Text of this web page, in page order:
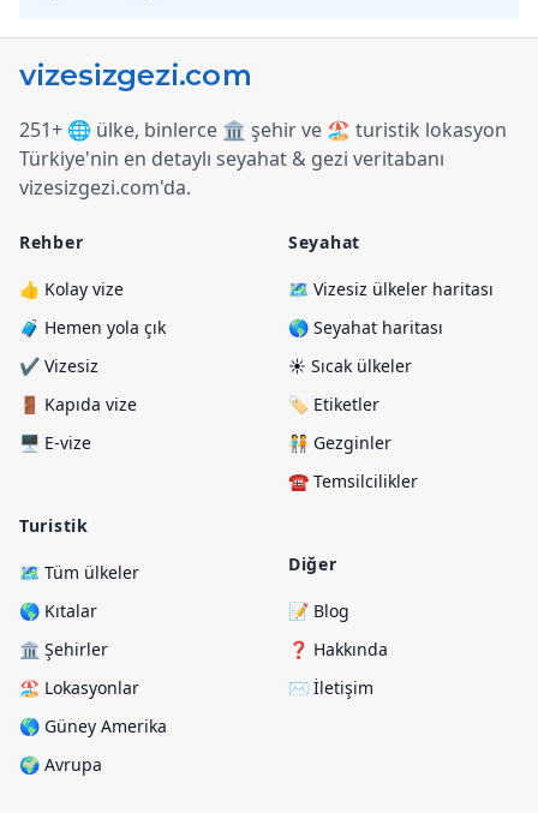
251+ 🌐 ülke, binlerce 🏛️ şehir ve 🏖️ turistik lokasyon
Türkiye'nin en detaylı seyahat & gezi veritabanı
vizesizgezi.com'da.
Rehber
👍 Kolay vize
🧳 Hemen yola çık
✔️ Vizesiz
🚪 Kapıda vize
🖥️ E-vize
Turistik
🗺️ Tüm ülkeler
🌎 Kıtalar
🏛️ Şehirler
🏖️ Lokasyonlar
🌎 Güney Amerika
🌍 Avrupa
Seyahat
🗺️ Vizesiz ülkeler haritası
🌎 Seyahat haritası
☀️ Sıcak ülkeler
🏷️ Etiketler
🧑‍🤝‍🧑 Gezginler
☎️ Temsilcilikler
Diğer
📝 Blog
❓ Hakkında
✉️ İletişim